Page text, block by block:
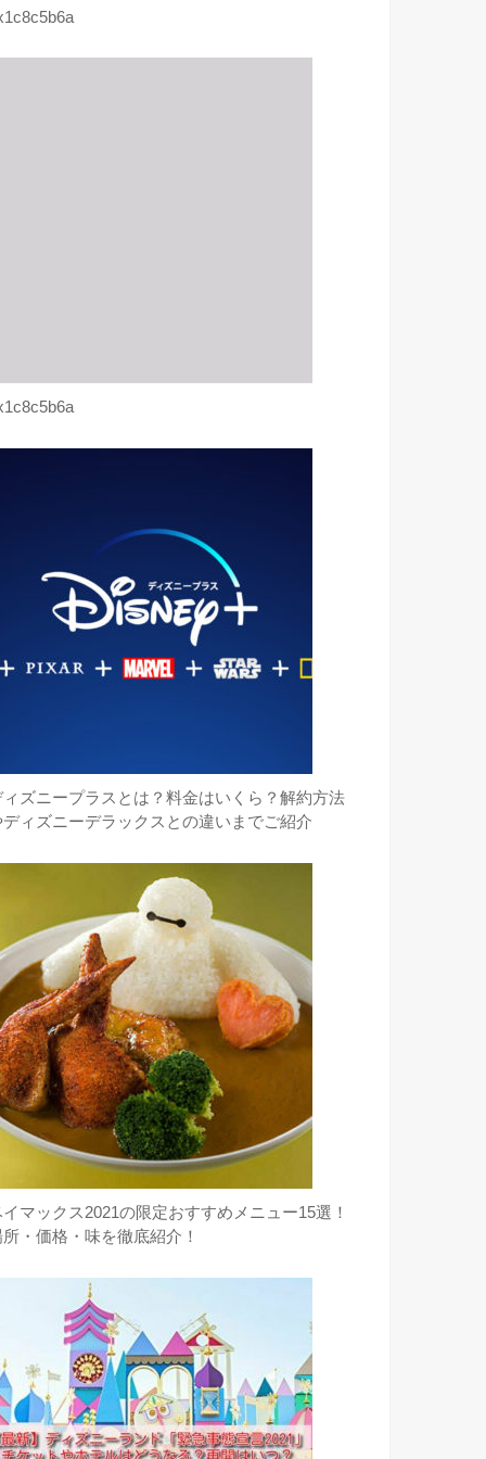
ィズニープラスとは？料金はいくら？解約方法
ディズニーデラックスとの違いまでご紹介
イマックス2021の限定おすすめメニュー15選！
・価格・味を徹底紹介！